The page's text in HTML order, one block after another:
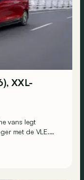
XXL-
vans legt
met de VLE.